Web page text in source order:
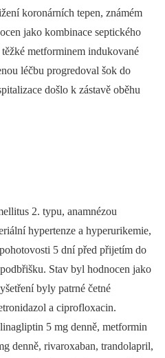
koronárních tepen, známém
jako kombinace septického
metforminem indukované
léčbu progredoval šok do
došlo k zástavě oběhu
2. typu, anamnézou
hypertenze a hyperurikemie,
5 dní před přijetím do
Stav byl hodnocen jako
byly patrné četné
a ciprofloxacin.
5 mg denně, metformin
denně, rivaroxaban, trandolapril,